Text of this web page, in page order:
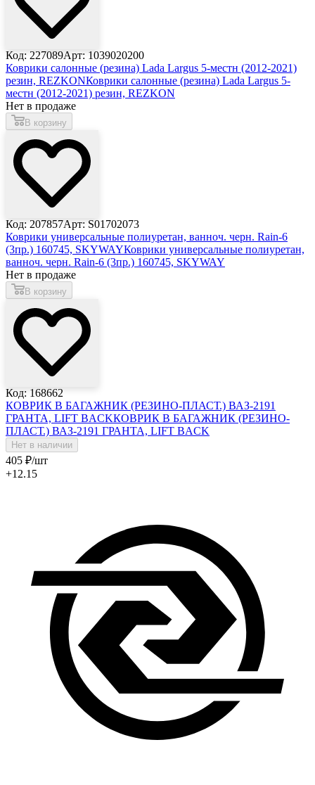
Код: 227089Арт: 1039020200
Коврики салонные (резина) Lada Largus 5-местн (2012-2021)
резин, REZKONКоврики салонные (резина) Lada Largus 5-
местн (2012-2021) резин, REZKON
Нет в продаже
В корзину
Код: 207857Арт: S01702073
Коврики универсальные полиуретан, ванноч. черн. Rain-6
(3пр.) 160745, SKYWAYКоврики универсальные полиуретан,
ванноч. черн. Rain-6 (3пр.) 160745, SKYWAY
Нет в продаже
В корзину
Код: 168662
КОВРИК В БАГАЖНИК (РЕЗИНО-ПЛАСТ.) ВАЗ-2191
ГРАНТА, LIFT BACKКОВРИК В БАГАЖНИК (РЕЗИНО-
ПЛАСТ.) ВАЗ-2191 ГРАНТА, LIFT BACK
Нет в наличии
405 ₽/шт
+12.15